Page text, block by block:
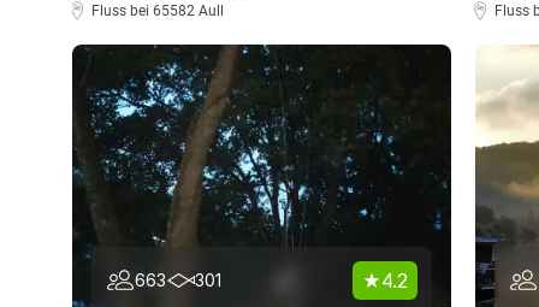
Fluss bei 65582 Aull Fluss
663 301 4.2